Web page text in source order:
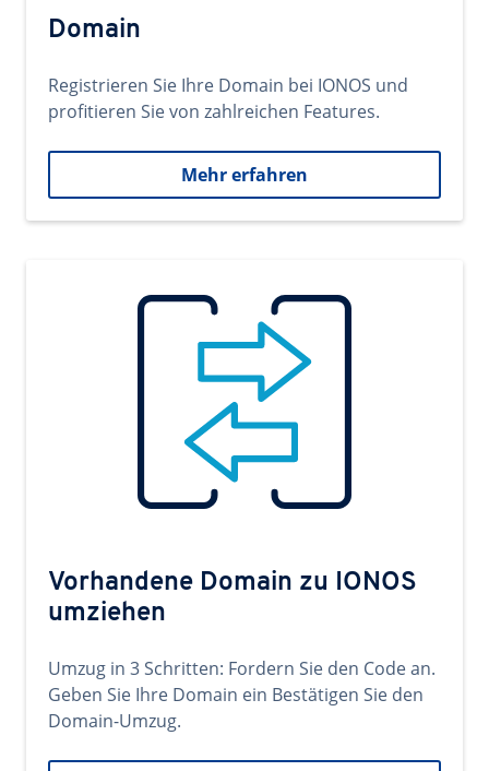
Domain
Registrieren Sie Ihre Domain bei IONOS und
profitieren Sie von zahlreichen Features.
Mehr erfahren
Vorhandene Domain zu IONOS
umziehen
Umzug in 3 Schritten: Fordern Sie den Code an.
Geben Sie Ihre Domain ein Bestätigen Sie den
Domain-Umzug.